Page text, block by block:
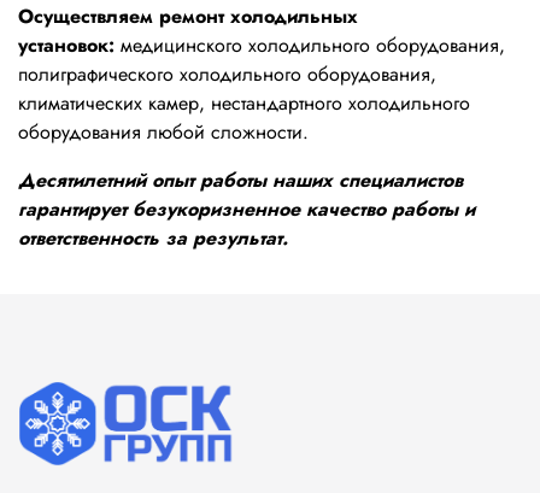
Осуществляем ремонт холодильных
установок: медицинского холодильного оборудования,
полиграфического холодильного оборудования,
климатических камер, нестандартного холодильного
оборудования любой сложности.
Десятилетний опыт работы наших специалистов
гарантирует безукоризненное качество работы и
ответственность за результат.